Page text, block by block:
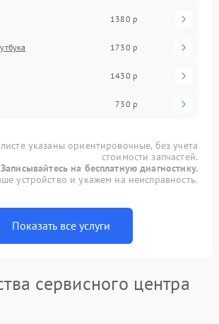
1380 р
1730 р
1430 р
730 р
указаны ориентировочные, без учета
стоимости запчастей.
Записывайтесь на бесплатную диагностику.
устройство и укажем на неисправность.
Показать все услуги
сервисного центра